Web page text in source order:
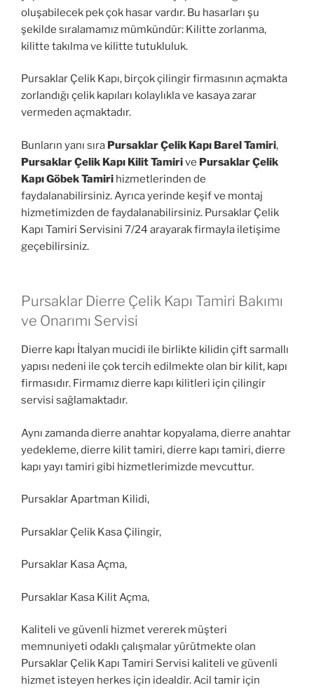
oluşabilecek pek çok hasar vardır. Bu hasarları şu
şekilde sıralamamız mümkündür: Kilitte zorlanma,
kilitte takılma ve kilitte tutukluluk.
Pursaklar Çelik Kapı, birçok çilingir firmasının açmakta
zorlandığı çelik kapıları kolaylıkla ve kasaya zarar
vermeden açmaktadır.
Bunların yanı sıra Pursaklar Çelik Kapı Barel Tamiri,
Pursaklar Çelik Kapı Kilit Tamirive Pursaklar Çelik
Kapı Göbek Tamiri hizmetlerinden de
faydalanabilirsiniz. Ayrıca yerinde keşif ve montaj
hizmetimizden de faydalanabilirsiniz. Pursaklar Çelik
Kapı Tamiri Servisini 7/24 arayarak firmayla iletişime
geçebilirsiniz.
Pursaklar Dierre Çelik Kapı Tamiri Bakımı
ve Onarımı Servisi
Dierre kapı İtalyan mucidi ile birlikte kilidin çift sarmallı
yapısı nedeni ile çok tercih edilmekte olan bir kilit, kapı
firmasıdır. Firmamız dierre kapı kilitleri için çilingir
servisi sağlamaktadır.
Aynı zamanda dierre anahtar kopyalama, dierre anahtar
yedekleme, dierre kilit tamiri, dierre kapı tamiri, dierre
kapı yayı tamiri gibi hizmetlerimizde mevcuttur.
Pursaklar Apartman Kilidi,
Pursaklar Çelik Kasa Çilingir,
Pursaklar Kasa Açma,
Pursaklar Kasa Kilit Açma,
Kaliteli ve güvenli hizmet vererek müşteri
memnuniyeti odaklı çalışmalar yürütmekte olan
Pursaklar Çelik Kapı Tamiri Servisi kaliteli ve güvenli
hizmet isteyen herkes için idealdir. Acil tamir için